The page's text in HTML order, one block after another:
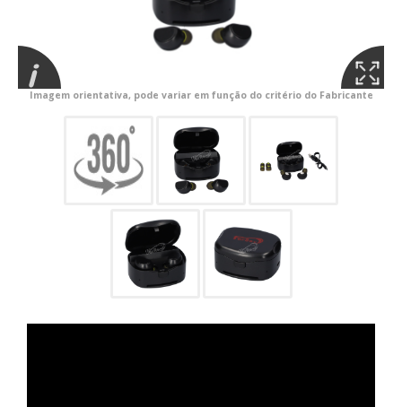
Imagem orientativa, pode variar em função do critério do Fabricante